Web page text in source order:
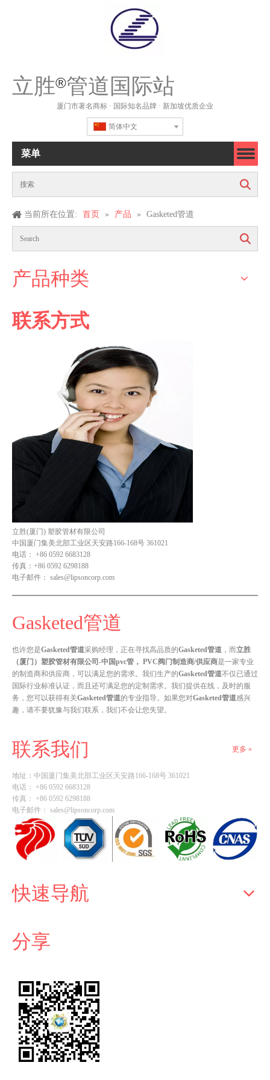
立胜®管道国际站
厦门市著名商标 · 国际知名品牌 · 新加坡优质企业
简体中文
菜单
当前所在位置: 首页 » 产品 » Gasketed管道
产品种类
联系方式
立胜(厦门) 塑胶管材有限公司
中国厦门集美北部工业区天安路166-168号 361021
电话： +86 0592 6683128
传真： +86 0592 6298188
电子邮件： sales@lipsoncorp.com
Gasketed管道
也许您是Gasketed管道采购经理，正在寻找高品质的Gasketed管道 ，而立胜
（厦门）塑胶管材有限公司-中国pvc管， PVC阀门制造商/供应商是一家专业
的制造商和供应商，可以满足您的需求。我们生产的Gasketed管道不仅已通过
国际行业标准认证，而且还可满足您的定制需求。我们提供在线，及时的服
务，您可以获得有关Gasketed管道的专业指导。如果您对Gasketed管道感兴
趣，请不要犹豫与我们联系，我们不会让您失望。
联系我们 更多 »
地址： 中国厦门集美北部工业区天安路166-168号 361021
电话： +86 0592 6683128
传真： +86 0592 6298188
电子邮件： sales@lipsoncorp.com
快速导航
分享